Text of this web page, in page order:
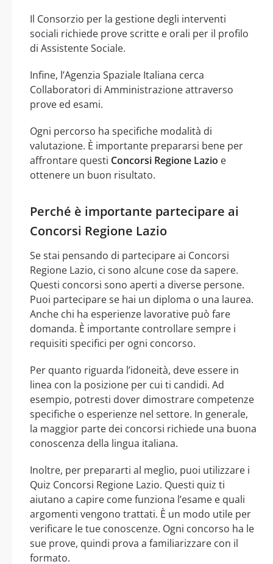
Il Consorzio per la gestione degli interventi
sociali richiede prove scritte e orali per il profilo
di Assistente Sociale.
Infine, l’Agenzia Spaziale Italiana cerca
Collaboratori di Amministrazione attraverso
prove ed esami.
Ogni percorso ha specifiche modalità di
valutazione. È importante prepararsi bene per
affrontare questi Concorsi Regione Lazio e
ottenere un buon risultato.
Perché è importante partecipare ai
Concorsi Regione Lazio
Se stai pensando di partecipare ai Concorsi
Regione Lazio, ci sono alcune cose da sapere.
Questi concorsi sono aperti a diverse persone.
Puoi partecipare se hai un diploma o una laurea.
Anche chi ha esperienze lavorative può fare
domanda. È importante controllare sempre i
requisiti specifici per ogni concorso.
Per quanto riguarda l’idoneità, deve essere in
linea con la posizione per cui ti candidi. Ad
esempio, potresti dover dimostrare competenze
specifiche o esperienze nel settore. In generale,
la maggior parte dei concorsi richiede una buona
conoscenza della lingua italiana.
Inoltre, per prepararti al meglio, puoi utilizzare i
Quiz Concorsi Regione Lazio. Questi quiz ti
aiutano a capire come funziona l’esame e quali
argomenti vengono trattati. È un modo utile per
verificare le tue conoscenze. Ogni concorso ha le
sue prove, quindi prova a familiarizzare con il
formato.